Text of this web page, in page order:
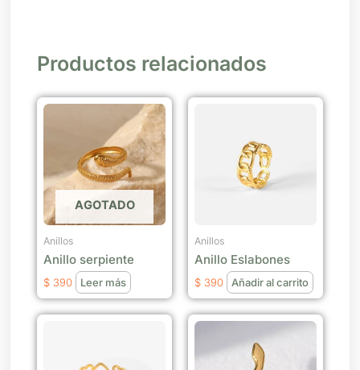
Productos relacionados
AGOTADO
Anillos
Anillo serpiente
$ 390 Leer más
Anillos
Anillo Eslabones
$ 390 Añadir al carrito
Este
producto
tiene